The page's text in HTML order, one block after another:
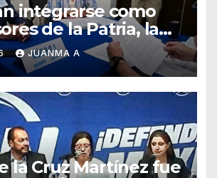
integrarse como
de la Patria, la
la Libertad”
JUANMA A
la Cruz Martínez fue